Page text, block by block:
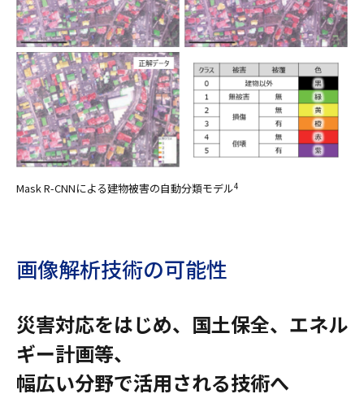
Mask R-CNNによる建物被害の自動分類モデル4
画像解析技術の可能性
災害対応をはじめ、国土保全、エネル
ギー計画等、
幅広い分野で活用される技術へ